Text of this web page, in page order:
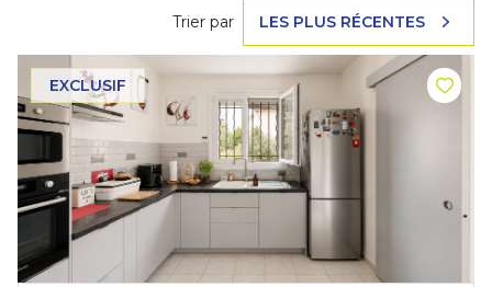
Trier par LES PLUS RÉCENTES
EXCLUSIF